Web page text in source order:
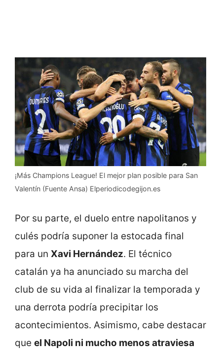
¡Más Champions League! El mejor plan posible para San
Valentín (Fuente Ansa) Elperiodicodegijon.es
Por su parte, el duelo entre napolitanos y
culés podría suponer la estocada final
para un Xavi Hernández. El técnico
catalán ya ha anunciado su marcha del
club de su vida al finalizar la temporada y
una derrota podría precipitar los
acontecimientos. Asimismo, cabe destacar
que el Napoli ni mucho menos atraviesa